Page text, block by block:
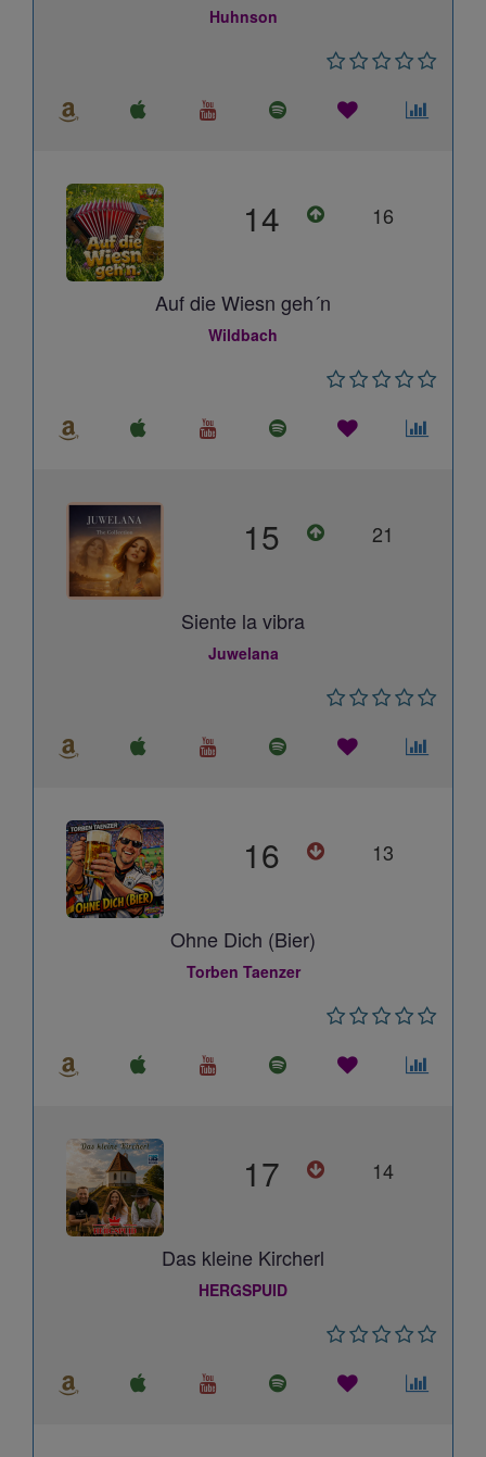
Huhnson
14 16
Auf die Wiesn geh´n
Wildbach
15 21
Siente la vibra
Juwelana
16 13
Ohne Dich (Bier)
Torben Taenzer
17 14
Das kleine Kircherl
HERGSPUID